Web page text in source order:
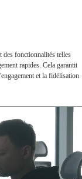
des fonctionnalités telles
rapides. Cela garantit
et la fidélisation